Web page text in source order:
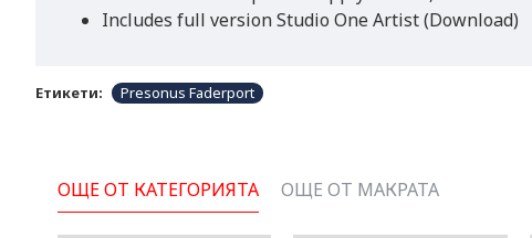
Includes full version Studio One Artist (Download)
Етикети: Presonus Faderport
ОЩЕ ОТ КАТЕГОРИЯТА ОЩЕ ОТ МАКРАТА